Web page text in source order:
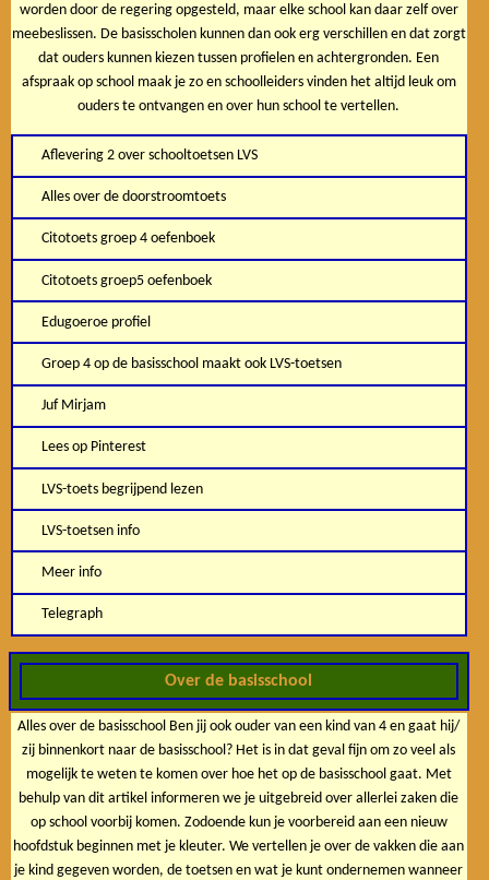
worden door de regering opgesteld, maar elke school kan daar zelf over
meebeslissen. De basisscholen kunnen dan ook erg verschillen en dat zorgt
dat ouders kunnen kiezen tussen profielen en achtergronden. Een
afspraak op school maak je zo en schoolleiders vinden het altijd leuk om
ouders te ontvangen en over hun school te vertellen.
Aflevering 2 over schooltoetsen LVS
Alles over de doorstroomtoets
Citotoets groep 4 oefenboek
Citotoets groep5 oefenboek
Edugoeroe profiel
Groep 4 op de basisschool maakt ook LVS-toetsen
Juf Mirjam
Lees op Pinterest
LVS-toets begrijpend lezen
LVS-toetsen info
Meer info
Telegraph
Over de basisschool
Alles over de basisschool Ben jij ook ouder van een kind van 4 en gaat hij/
zij binnenkort naar de basisschool? Het is in dat geval fijn om zo veel als
mogelijk te weten te komen over hoe het op de basisschool gaat. Met
behulp van dit artikel informeren we je uitgebreid over allerlei zaken die
op school voorbij komen. Zodoende kun je voorbereid aan een nieuw
hoofdstuk beginnen met je kleuter. We vertellen je over de vakken die aan
je kind gegeven worden, de toetsen en wat je kunt ondernemen wanneer